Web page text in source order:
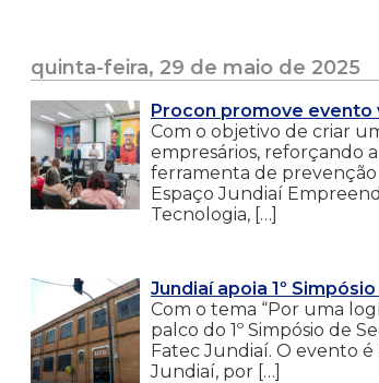
quinta-feira, 29 de maio de 2025
Procon promove evento
Com o objetivo de criar
empresários, reforçando
ferramenta de
Espaço Jundiaí
Tecnologia, […]
Jundiaí apoia 1º
Com o tema “Por uma
palco do 1º Simpósio de
Fatec Jundiaí. O evento
Jundiaí, por […]